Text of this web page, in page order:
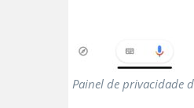
Painel de privacidade